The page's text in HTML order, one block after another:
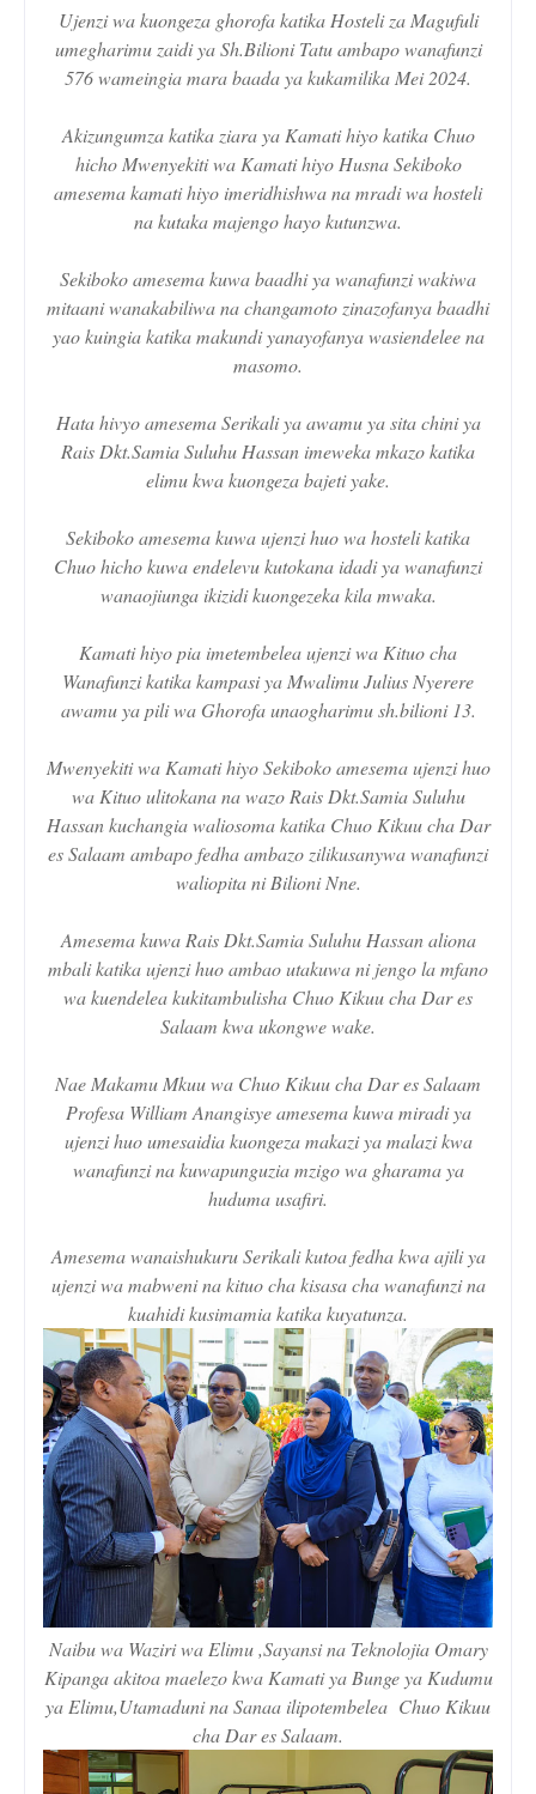
Ujenzi wa kuongeza ghorofa katika Hosteli za Magufuli
umegharimu zaidi ya Sh.Bilioni Tatu ambapo wanafunzi
576 wameingia mara baada ya kukamilika Mei 2024.
Akizungumza katika ziara ya Kamati hiyo katika Chuo
hicho Mwenyekiti wa Kamati hiyo Husna Sekiboko
amesema kamati hiyo imeridhishwa na mradi wa hosteli
na kutaka majengo hayo kutunzwa.
Sekiboko amesema kuwa baadhi ya wanafunzi wakiwa
mitaani wanakabiliwa na changamoto zinazofanya baadhi
yao kuingia katika makundi yanayofanya wasiendelee na
masomo.
Hata hivyo amesema Serikali ya awamu ya sita chini ya
Rais Dkt.Samia Suluhu Hassan imeweka mkazo katika
elimu kwa kuongeza bajeti yake.
Sekiboko amesema kuwa ujenzi huo wa hosteli katika
Chuo hicho kuwa endelevu kutokana idadi ya wanafunzi
wanaojiunga ikizidi kuongezeka kila mwaka.
Kamati hiyo pia imetembelea ujenzi wa Kituo cha
Wanafunzi katika kampasi ya Mwalimu Julius Nyerere
awamu ya pili wa Ghorofa unaogharimu sh.bilioni 13.
Mwenyekiti wa Kamati hiyo Sekiboko amesema ujenzi huo
wa Kituo ulitokana na wazo Rais Dkt.Samia Suluhu
Hassan kuchangia waliosoma katika Chuo Kikuu cha Dar
es Salaam ambapo fedha ambazo zilikusanywa wanafunzi
waliopita ni Bilioni Nne.
Amesema kuwa Rais Dkt.Samia Suluhu Hassan aliona
mbali katika ujenzi huo ambao utakuwa ni jengo la mfano
wa kuendelea kukitambulisha Chuo Kikuu cha Dar es
Salaam kwa ukongwe wake.
Nae Makamu Mkuu wa Chuo Kikuu cha Dar es Salaam
Profesa William Anangisye amesema kuwa miradi ya
ujenzi huo umesaidia kuongeza makazi ya malazi kwa
wanafunzi na kuwapunguzia mzigo wa gharama ya
huduma usafiri.
Amesema wanaishukuru Serikali kutoa fedha kwa ajili ya
ujenzi wa mabweni na kituo cha kisasa cha wanafunzi na
kuahidi kusimamia katika kuyatunza.
Naibu wa Waziri wa Elimu ,Sayansi na Teknolojia Omary
Kipanga akitoa maelezo kwa Kamati ya Bunge ya Kudumu
ya Elimu,Utamaduni na Sanaa ilipotembelea Chuo Kikuu
cha Dar es Salaam.